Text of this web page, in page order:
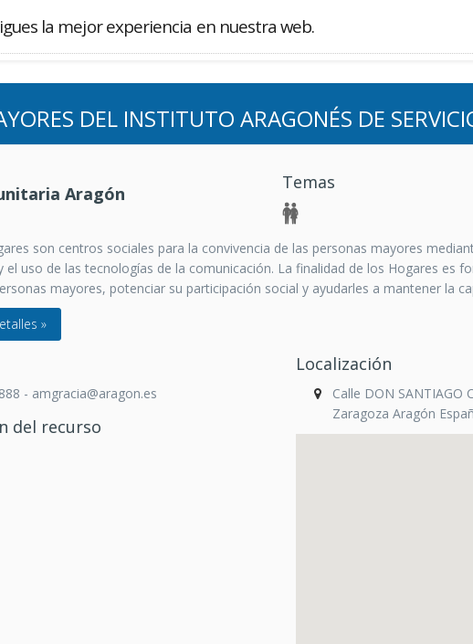
la mejor experiencia en nuestra web.
DEL INSTITUTO ARAGONÉS DE
Aragón
Temas
son centros sociales para la convivencia de las personas mayores
el uso de las tecnologías de la comunicación. La finalidad de los Hogares es
mayores, potenciar su participación social y ayudarles a mantener la
»
- amgracia@aragon.es
del recurso
Localización
Calle DON SANTIAGO
Zaragoza Aragón